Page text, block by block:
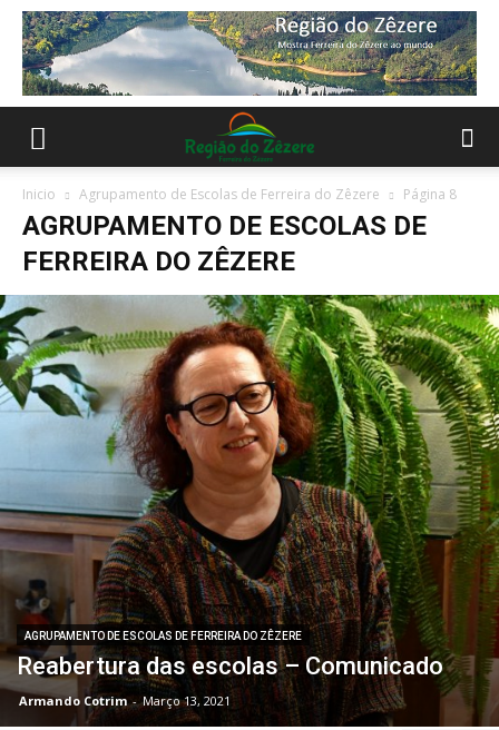
Inicio Agrupamento de Escolas de Ferreira do Zêzere Página 8
AGRUPAMENTO DE ESCOLAS DE
FERREIRA DO ZÊZERE
AGRUPAMENTO DE ESCOLAS DE FERREIRA DO ZÊZERE
Reabertura das escolas – Comunicado
Armando Cotrim - Março 13, 2021